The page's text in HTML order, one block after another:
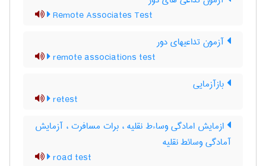
Remote Associates Test
آزمون تداعیهای دور
remote associations test
بازآزمایی
retest
ازمایش امادگی وساءط نقلیه ، برات مسافرت ، آزمایش
آمادگی وسائط نقلیه
road test